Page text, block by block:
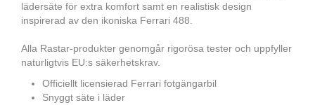
lädersäte för extra komfort samt en realistisk design
inspirerad av den ikoniska Ferrari 488.
Alla Rastar-produkter genomgår rigorösa tester och uppfyller
naturligtvis EU:s säkerhetskrav.
Officiellt licensierad Ferrari fotgängarbil
Snyggt säte i läder